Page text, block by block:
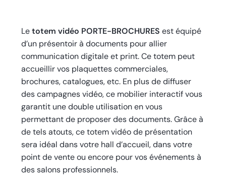
Letotem vidéo PORTE-BROCHURESest équipé
d’un présentoir à documents pour allier
communication digitale et print. Ce totem peut
accueillir vos plaquettes commerciales,
brochures, catalogues, etc. En plus de diffuser
des campagnes vidéo, ce mobilier interactif vous
garantit une double utilisation en vous
permettant de proposer des documents. Grâce à
de tels atouts, ce totem vidéo de présentation
sera idéal dans votre hall d’accueil, dans votre
point de vente ou encore pour vos événements à
des salons professionnels.